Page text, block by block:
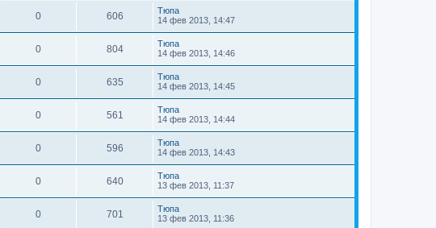
0 606
Тюпа
14 фев 2013, 14:47
0 804
Тюпа
14 фев 2013, 14:46
0 635
Тюпа
14 фев 2013, 14:45
0 561
Тюпа
14 фев 2013, 14:44
0 596
Тюпа
14 фев 2013, 14:43
0 640
Тюпа
13 фев 2013, 11:37
0 701
Тюпа
13 фев 2013, 11:36